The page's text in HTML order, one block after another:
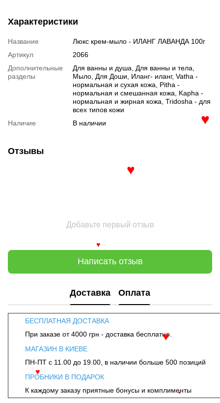
Характеристики
Название
Люкс крем-мыло - ИЛАНГ ЛАВАНДА 100г
Артикул
2066
Дополнительные
разделы
Для ванны и душа, Для ванны и тела,
Мыло, Для Доши, Иланг- иланг, Vatha -
нормальная и сухая кожа, Pitha -
нормальная и смешанная кожа, Kapha -
нормальная и жирная кожа, Tridosha - для
всех типов кожи
Наличие
В наличии
Отзывы
Добавьте первый отзыв
Написать отзыв
Доставка Оплата
БЕСПЛАТНАЯ ДОСТАВКА
При заказе от 4000 грн - доставка бесплатно.
МАГАЗИН В КИЕВЕ
ПН-ПТ с 11.00 до 19.00, в наличии больше 500 позиций
ПРОБНИКИ В ПОДАРОК
К каждому заказу приятные бонусы и комплименты
♥
♥